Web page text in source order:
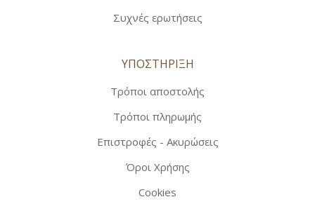
Συχνές ερωτήσεις
ΥΠΟΣΤΗΡΙΞΗ
Τρόποι αποστολής
Τρόποι πληρωμής
Επιστροφές - Ακυρώσεις
Όροι Χρήσης
Cookies